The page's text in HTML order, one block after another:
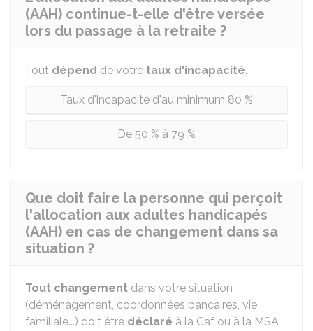
(AAH) continue-t-elle d'être versée
lors du passage à la retraite ?
Tout dépend de votre taux d'incapacité.
Taux d'incapacité d'au minimum 80 %
De 50 % à 79 %
Que doit faire la personne qui perçoit
l'allocation aux adultes handicapés
(AAH) en cas de changement dans sa
situation ?
Tout changement dans votre situation
(déménagement, coordonnées bancaires, vie
familiale...) doit être déclaré à la Caf ou à la MSA